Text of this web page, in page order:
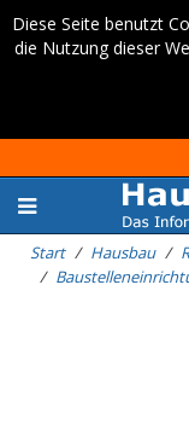
Diese Seite benutzt
die Nutzung dieser
Start Hausbau